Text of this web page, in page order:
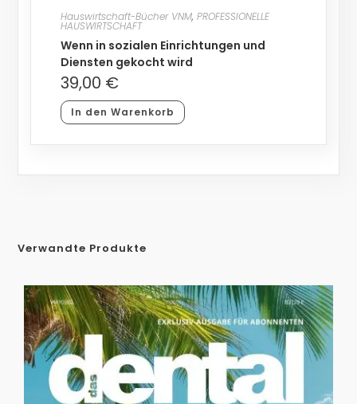
Hauswirtschaft-Bücher VNM, PROFESSIONELLE
HAUSWIRTSCHAFT
Wenn in sozialen Einrichtungen und
Diensten gekocht wird
39,00 €
In den Warenkorb
Verwandte Produkte